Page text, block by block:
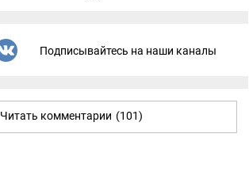
Подписывайтесь на наши каналы
Читать комментарии (101)